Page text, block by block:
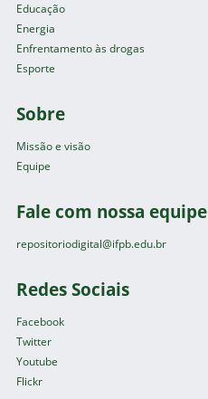
Educação
Energia
Enfrentamento às drogas
Esporte
Sobre
Missão e visão
Equipe
Fale com nossa equipe
repositoriodigital@ifpb.edu.br
Redes Sociais
Facebook
Twitter
Youtube
Flickr